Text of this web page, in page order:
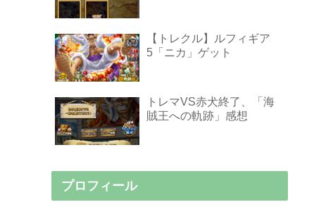
【トレクル】ルフィギア
5「ニカ」ゲット
トレマVS赤犬終了、「海
賊王への軌跡」感想
プロフィール